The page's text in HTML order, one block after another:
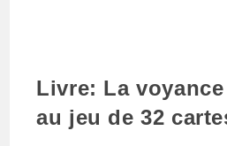
Livre: La
au jeu de 32